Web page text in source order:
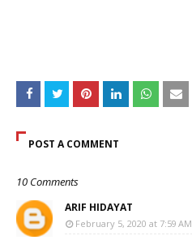
POST A COMMENT
10 Comments
ARIF HIDAYAT
February 5, 2020 at 7:59 AM